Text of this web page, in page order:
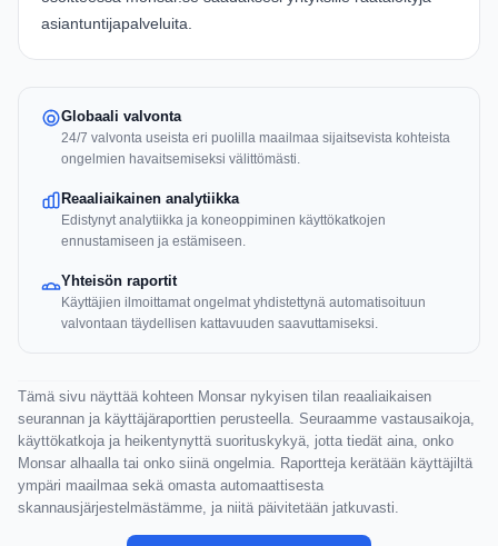
asiantuntijapalveluita.
Globaali valvonta
24/7 valvonta useista eri puolilla maailmaa sijaitsevista kohteista
ongelmien havaitsemiseksi välittömästi.
Reaaliaikainen analytiikka
Edistynyt analytiikka ja koneoppiminen käyttökatkojen
ennustamiseen ja estämiseen.
Yhteisön raportit
Käyttäjien ilmoittamat ongelmat yhdistettynä automatisoituun
valvontaan täydellisen kattavuuden saavuttamiseksi.
Tämä sivu näyttää kohteen Monsar nykyisen tilan reaaliaikaisen
seurannan ja käyttäjäraporttien perusteella. Seuraamme vastausaikoja,
käyttökatkoja ja heikentynyttä suorituskykyä, jotta tiedät aina, onko
Monsar alhaalla tai onko siinä ongelmia. Raportteja kerätään käyttäjiltä
ympäri maailmaa sekä omasta automaattisesta
skannausjärjestelmästämme, ja niitä päivitetään jatkuvasti.